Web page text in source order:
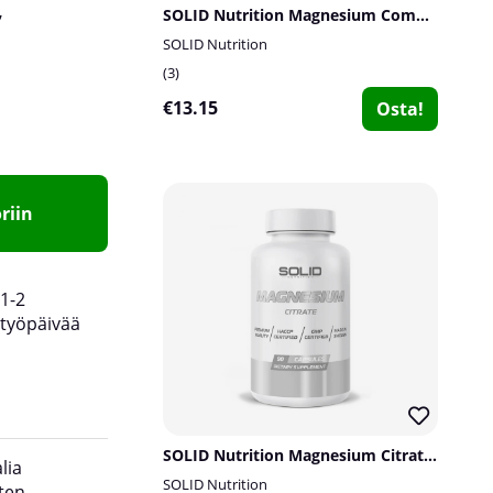
1-2
työpäivää
SOLID Nutrition Magnesium Complex, 90 caps
SOLID Nutrition
3
€13.15 Osta!
SOLID Nutrition Magnesium Citrate, 90 caps
SOLID Nutrition
Suositeltu annostus:Aikuisille 1–2 kapselia